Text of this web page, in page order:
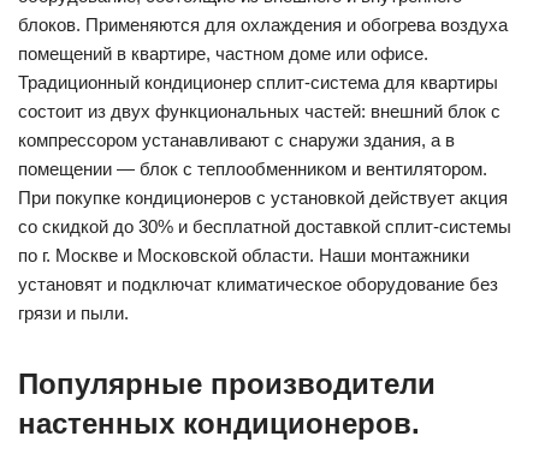
блоков. Применяются для охлаждения и обогрева воздуха
помещений в квартире, частном доме или офисе.
Традиционный кондиционер сплит-система для квартиры
состоит из двух функциональных частей: внешний блок с
компрессором устанавливают с снаружи здания, а в
помещении — блок с теплообменником и вентилятором.
При покупке кондиционеров с установкой действует акция
со скидкой до 30% и бесплатной доставкой сплит-системы
по г. Москве и Московской области. Наши монтажники
установят и подключат климатическое оборудование без
грязи и пыли.
Популярные производители
настенных кондиционеров.